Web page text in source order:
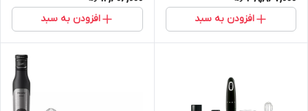
افزودن به سبد افزودن به سبد